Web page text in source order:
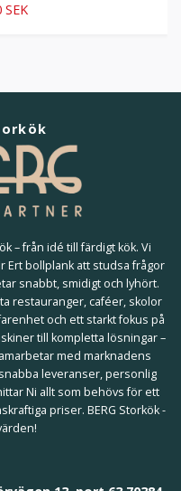
SEK
– från idé till färdigt kök. Vi
Ert bollplank att studsa frågor
snabbt, smidigt och lyhört.
restauranger, caféer, skolor
och ett starkt fokus på
till kompletta lösningar –
med marknadens
leveranser, personlig
Ni allt som behövs för ett
priser. BERG Storkök -